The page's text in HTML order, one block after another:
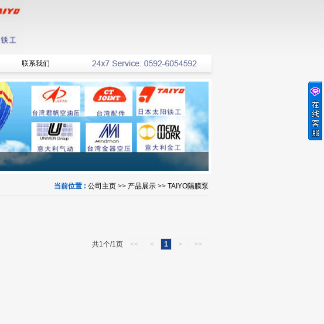
联系我们
当前位置 : 公司主页 >> 产品展示 >> TAIYO隔膜泵
共1个/1页 << < 1 > >>